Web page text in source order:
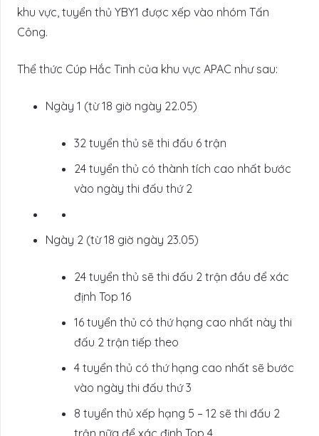
khu vực, tuyển thủ YBY1 được xếp vào nhóm Tấn
Công.
Thể thức Cúp Hắc Tinh của khu vực APAC như sau:
Ngày 1 (từ 18 giờ ngày 22.05)
32 tuyển thủ sẽ thi đấu 6 trận
24 tuyển thủ có thành tích cao nhất bước
vào ngày thi đấu thứ 2
Ngày 2 (từ 18 giờ ngày 23.05)
24 tuyển thủ sẽ thi đấu 2 trận đầu để xác
định Top 16
16 tuyển thủ có thứ hạng cao nhất này thi
đấu 2 trận tiếp theo
4 tuyển thủ có thứ hạng cao nhất sẽ bước
vào ngày thi đấu thứ 3
8 tuyển thủ xếp hạng 5 – 12 sẽ thi đấu 2
trận nữa để xác định Top 4